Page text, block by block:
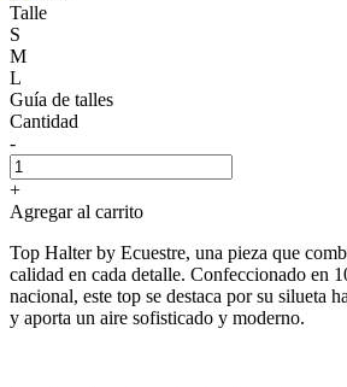
Talle
S
M
L
Guía de talles
Cantidad
-
+
Agregar al carrito
Top Halter by Ecuestre, una pieza que
calidad en cada detalle. Confeccionado en
nacional, este top se destaca por su silueta
y aporta un aire sofisticado y moderno.